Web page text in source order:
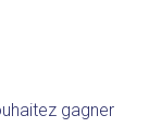
gagner